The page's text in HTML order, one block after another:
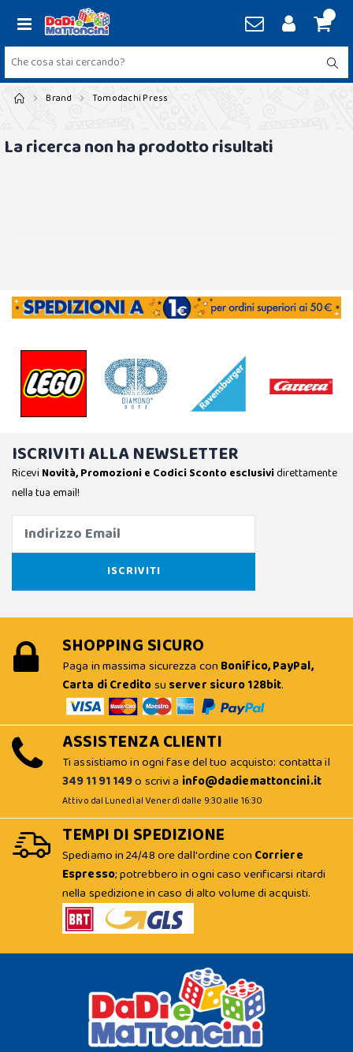
Brand Tomodachi Press
La ricerca non ha prodotto risultati
ISCRIVITI ALLA NEWSLETTER
Ricevi Novità, Promozioni e Codici Sconto esclusividirettamente
nella tua email!
SHOPPING SICURO
Paga in massima sicurezza con Bonifico, PayPal,
Carta di Creditosu server sicuro 128bit.
ASSISTENZA CLIENTI
Ti assistiamo in ogni fase del tuo acquisto: contatta il
349 11 91 149o scrivi a info@dadiemattoncini.it
Attivo dal Lunedì al Venerdì dalle 9:30 alle 16:30
TEMPI DI SPEDIZIONE
Spediamo in 24/48 ore dall'ordine con Corriere
Espresso; potrebbero in ogni caso verificarsi ritardi
nella spedizione in caso di alto volume di acquisti.